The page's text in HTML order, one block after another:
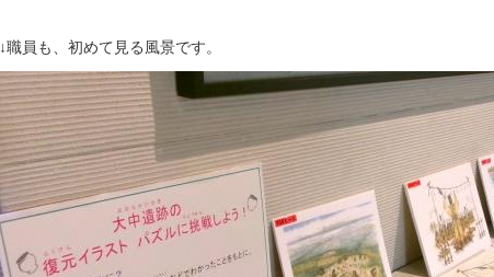
↓職員も、初めて見る風景です。